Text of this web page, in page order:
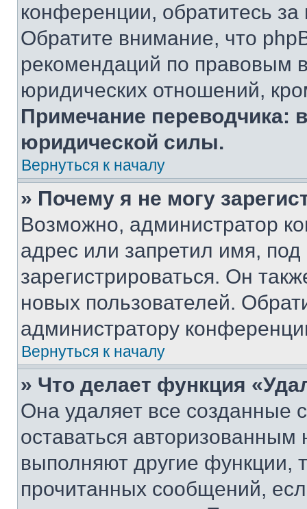
конференции, обратитесь
Обратите внимание, что
рекомендаций по правовым
юридических отношений,
Примечание переводчика:
юридической силы.
Вернуться к началу
» Почему я не могу
Возможно, администратор
адрес или запретил имя,
зарегистрироваться. Он
новых пользователей.
администратору
Вернуться к началу
» Что делает функция
Она удаляет все созданные
оставаться
выполняют другие функции,
прочитанных сообщений,